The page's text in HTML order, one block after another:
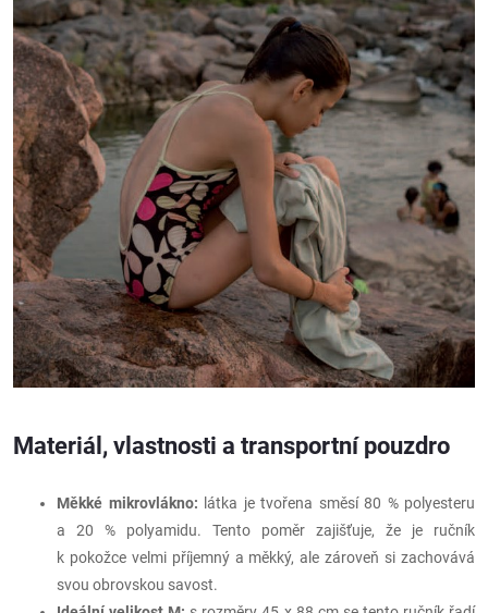
Materiál, vlastnosti a transportní pouzdro
Měkké mikrovlákno: látka je tvořena směsí 80 % polyesteru
a 20 % polyamidu. Tento poměr zajišťuje, že je ručník
k pokožce velmi příjemný a měkký, ale zároveň si zachovává
svou obrovskou savost.